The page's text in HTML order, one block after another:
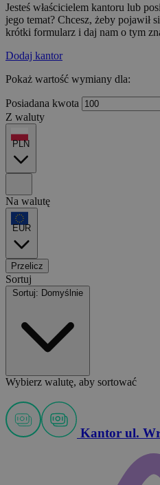
Jesteś właścicielem kantoru lub
jego temat? Chcesz, żeby pojawił
krótki formularz i daj nam o tym
Dodaj kantor
Pokaż wartość wymiany dla:
Posiadana kwota
Z waluty
PLN
Na walutę
EUR
Przelicz
Sortuj
Sortuj: Domyślnie
Wybierz walutę, aby sortować
Kantor ul.